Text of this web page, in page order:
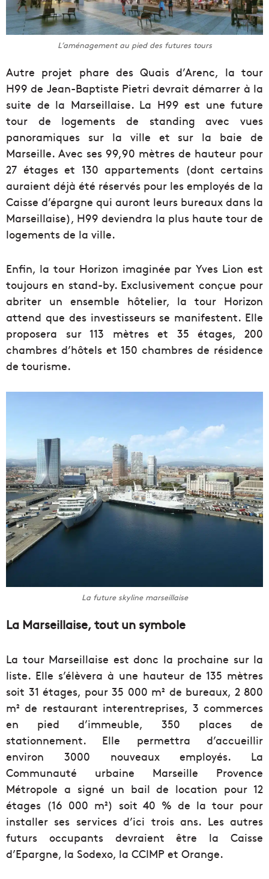
L’aménagement au pied des futures tours
Autre projet phare des Quais d’Arenc, la tour
H99 de Jean-Baptiste Pietri devrait démarrer à la
suite de la Marseillaise. La H99 est une future
tour de logements de standing avec vues
panoramiques sur la ville et sur la baie de
Marseille. Avec ses 99,90 mètres de hauteur pour
27 étages et 130 appartements (dont certains
auraient déjà été réservés pour les employés de la
Caisse d’épargne qui auront leurs bureaux dans la
Marseillaise), H99 deviendra la plus haute tour de
logements de la ville.
Enfin, la tour Horizon imaginée par Yves Lion est
toujours en stand-by. Exclusivement conçue pour
abriter un ensemble hôtelier, la tour Horizon
attend que des investisseurs se manifestent. Elle
proposera sur 113 mètres et 35 étages, 200
chambres d’hôtels et 150 chambres de résidence
de tourisme.
La future skyline marseillaise
La Marseillaise, tout un symbole
La tour Marseillaise est donc la prochaine sur la
liste. Elle s’élèvera à une hauteur de 135 mètres
soit 31 étages, pour 35 000 m² de bureaux, 2 800
m² de restaurant interentreprises, 3 commerces
en pied d’immeuble, 350 places de
stationnement. Elle permettra d’accueillir
environ 3000 nouveaux employés. La
Communauté urbaine Marseille Provence
Métropole a signé un bail de location pour 12
étages (16 000 m²) soit 40 % de la tour pour
installer ses services d’ici trois ans. Les autres
futurs occupants devraient être la Caisse
d’Epargne, la Sodexo, la CCIMP et Orange.